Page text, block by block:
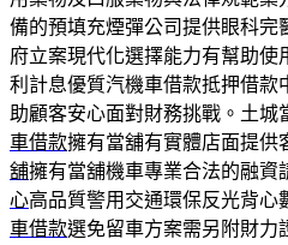
備的預填充煙彈公司提供眼科完
府立案現代化選擇能力有幫助使
利計息優質汽機車借款抵押借款
助顧客安心面對財務挑戰。土城
車借款擁有當舖有實體店面提供
舖擁有當舖機車專業合法的融資
心高品質警用交通環保反光背心
車借款選免留車方案需另附財力